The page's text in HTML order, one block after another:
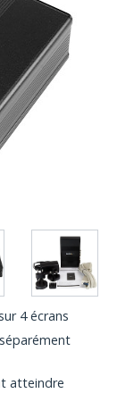
4 écrans
atteindre